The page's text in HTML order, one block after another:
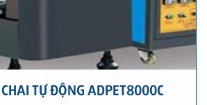
TỰ ĐỘNG ADPET8000C